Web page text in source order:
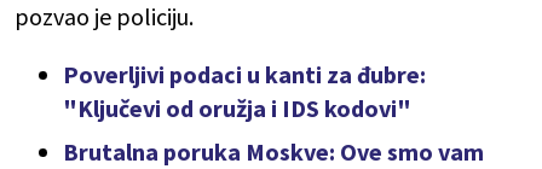
pozvao je policiju.
Poverljivi podaci u kanti za đubre:
"Ključevi od oružja i IDS kodovi"
Brutalna poruka Moskve: Ove smo vam